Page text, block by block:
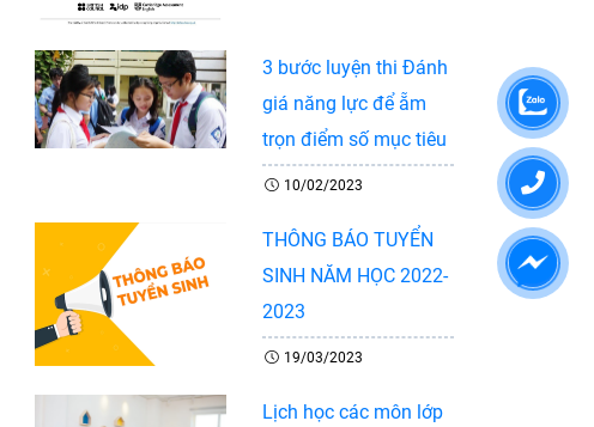
3 bước luyện thi Đánh
giá năng lực để ẵm
trọn điểm số mục tiêu
10/02/2023
THÔNG BÁO TUYỂN
SINH NĂM HỌC 2022-
2023
19/03/2023
Lịch học các môn lớp